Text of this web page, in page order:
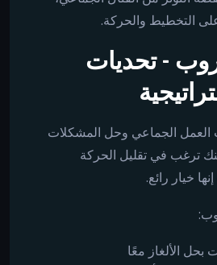
التخطيط والحركة.
- تحديات
العمل الجماعي وحل المشكلات
ترغب في تقليل الحركة
إنها خيار رائع.
بحل الألغاز معًا